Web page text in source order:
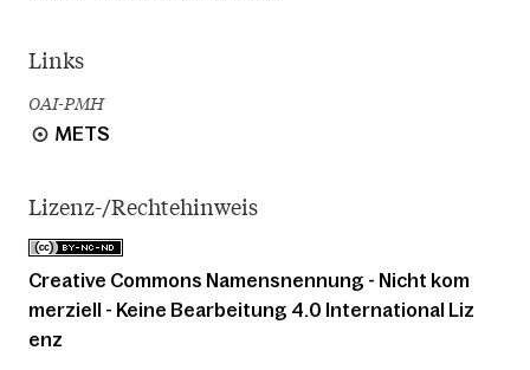
Links
OAI-PMH
METS
Lizenz-/Rechtehinweis
Creative Commons Namensnennung - Nicht kom
merziell - Keine Bearbeitung 4.0 International Liz
enz